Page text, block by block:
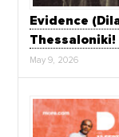
Evidence
Thessaloniki!
May 9, 2026